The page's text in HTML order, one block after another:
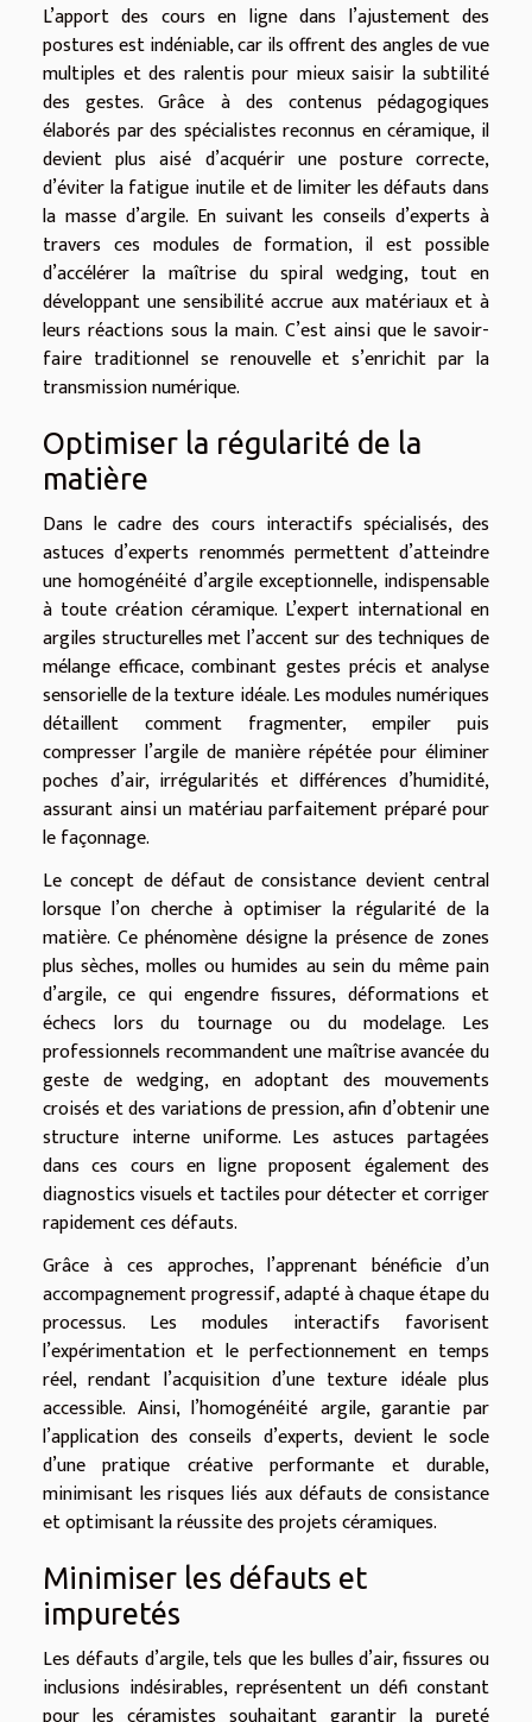
L’apport des cours en ligne dans l’ajustement des
postures est indéniable, car ils offrent des angles de vue
multiples et des ralentis pour mieux saisir la subtilité
des gestes. Grâce à des contenus pédagogiques
élaborés par des spécialistes reconnus en céramique, il
devient plus aisé d’acquérir une posture correcte,
d’éviter la fatigue inutile et de limiter les défauts dans
la masse d’argile. En suivant les conseils d’experts à
travers ces modules de formation, il est possible
d’accélérer la maîtrise du spiral wedging, tout en
développant une sensibilité accrue aux matériaux et à
leurs réactions sous la main. C’est ainsi que le savoir-
faire traditionnel se renouvelle et s’enrichit par la
transmission numérique.
Optimiser la régularité de la
matière
Dans le cadre des cours interactifs spécialisés, des
astuces d’experts renommés permettent d’atteindre
une homogénéité d’argile exceptionnelle, indispensable
à toute création céramique. L’expert international en
argiles structurelles met l’accent sur des techniques de
mélange efficace, combinant gestes précis et analyse
sensorielle de la texture idéale. Les modules numériques
détaillent comment fragmenter, empiler puis
compresser l’argile de manière répétée pour éliminer
poches d’air, irrégularités et différences d’humidité,
assurant ainsi un matériau parfaitement préparé pour
le façonnage.
Le concept de défaut de consistance devient central
lorsque l’on cherche à optimiser la régularité de la
matière. Ce phénomène désigne la présence de zones
plus sèches, molles ou humides au sein du même pain
d’argile, ce qui engendre fissures, déformations et
échecs lors du tournage ou du modelage. Les
professionnels recommandent une maîtrise avancée du
geste de wedging, en adoptant des mouvements
croisés et des variations de pression, afin d’obtenir une
structure interne uniforme. Les astuces partagées
dans ces cours en ligne proposent également des
diagnostics visuels et tactiles pour détecter et corriger
rapidement ces défauts.
Grâce à ces approches, l’apprenant bénéficie d’un
accompagnement progressif, adapté à chaque étape du
processus. Les modules interactifs favorisent
l’expérimentation et le perfectionnement en temps
réel, rendant l’acquisition d’une texture idéale plus
accessible. Ainsi, l’homogénéité argile, garantie par
l’application des conseils d’experts, devient le socle
d’une pratique créative performante et durable,
minimisant les risques liés aux défauts de consistance
et optimisant la réussite des projets céramiques.
Minimiser les défauts et
impuretés
Les défauts d’argile, tels que les bulles d’air, fissures ou
inclusions indésirables, représentent un défi constant